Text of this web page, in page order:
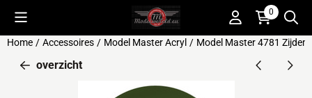
Cookievoorkeuren zijn beschikbaar. Kies instellingen of sta alle
0
Home / Accessoires / Model Master Acryl / Model Master 4781
overzicht